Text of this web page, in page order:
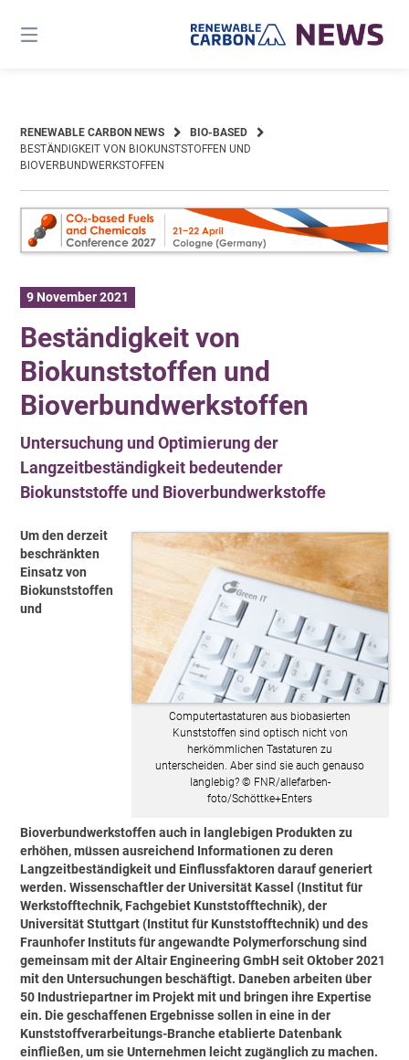
content
RENEWABLE CARBON NEWS
BIO-BASED
BESTÄNDIGKEIT VON BIOKUNSTSTOFFEN UND
BIOVERBUNDWERKSTOFFEN
9 November 2021
Beständigkeit von
Biokunststoffen und
Bioverbundwerkstoffen
Untersuchung und Optimierung der
Langzeitbeständigkeit bedeutender
Biokunststoffe und Bioverbundwerkstoffe
Computertastaturen aus biobasierten
Kunststoffen sind optisch nicht von
herkömmlichen Tastaturen zu
unterscheiden. Aber sind sie auch genauso
langlebig? © FNR/allefarben-
foto/Schöttke+Enters
Um den derzeit
beschränkten
Einsatz von
Biokunststoffen
und
Bioverbundwerkstoffen auch in langlebigen Produkten zu
erhöhen, müssen ausreichend Informationen zu deren
Langzeitbeständigkeit und Einflussfaktoren darauf generiert
werden. Wissenschaftler der Universität Kassel (Institut für
Werkstofftechnik, Fachgebiet Kunststofftechnik), der
Universität Stuttgart (Institut für Kunststofftechnik) und des
Fraunhofer Instituts für angewandte Polymerforschung sind
gemeinsam mit der Altair Engineering GmbH seit Oktober 2021
mit den Untersuchungen beschäftigt. Daneben arbeiten über
50 Industriepartner im Projekt mit und bringen ihre Expertise
ein. Die geschaffenen Ergebnisse sollen in eine in der
Kunststoffverarbeitungs-Branche etablierte Datenbank
einfließen, um sie Unternehmen leicht zugänglich zu machen.